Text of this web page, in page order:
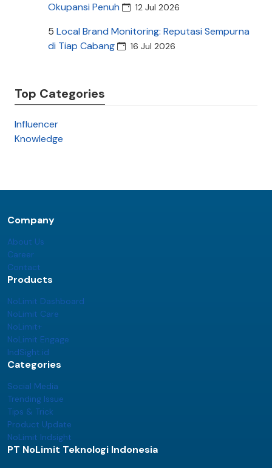
Okupansi Penuh
12 Jul 2026
5 Local Brand Monitoring: Reputasi Sempurna
di Tiap Cabang
16 Jul 2026
Top Categories
Influencer
Knowledge
Company
About Us
Career
Contact
Products
NoLimit Dashboard
NoLimit Care
NoLimit+
NoLimit Engage
IndSight.id
Categories
Social Media
Trending Issue
Tips & Trick
Product Update
NoLimit Indsight
PT NoLimit Teknologi Indonesia